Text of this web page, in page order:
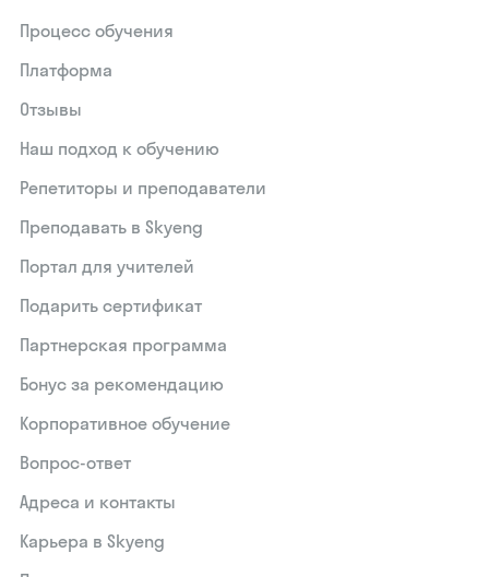
Процесс обучения
Платформа
Отзывы
Наш подход к обучению
Репетиторы и преподаватели
Преподавать в Skyeng
Портал для учителей
Подарить сертификат
Партнерская программа
Бонус за рекомендацию
Корпоративное обучение
Вопрос-ответ
Адреса и контакты
Карьера в Skyeng